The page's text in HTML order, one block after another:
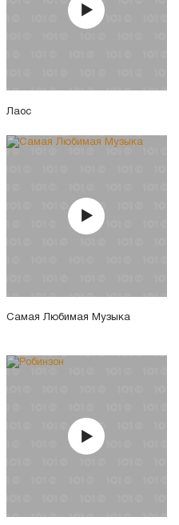
Лаос
Самая Любимая Музыка